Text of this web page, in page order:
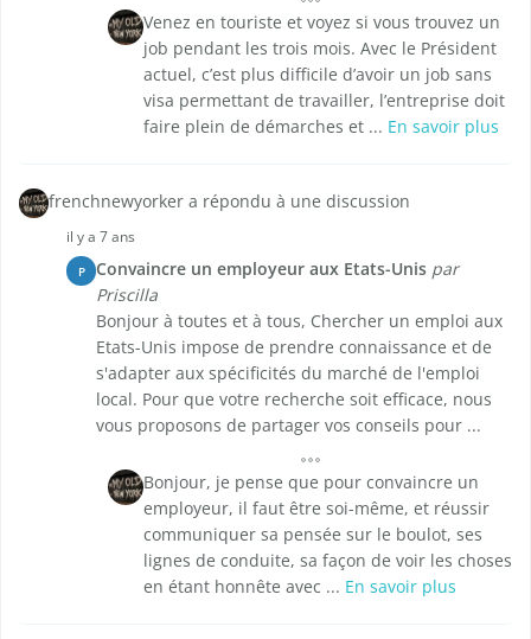
Venez en touriste et voyez si vous trouvez un
job pendant les trois mois. Avec le Président
actuel, c’est plus difficile d’avoir un job sans
visa permettant de travailler, l’entreprise doit
faire plein de démarches et ... En savoir plus
frenchnewyorker a répondu à une discussion
il y a 7 ans
P Convaincre un employeur aux Etats-Unis par
Priscilla
Bonjour à toutes et à tous, Chercher un emploi aux
Etats-Unis impose de prendre connaissance et de
s'adapter aux spécificités du marché de l'emploi
local. Pour que votre recherche soit efficace, nous
vous proposons de partager vos conseils pour ...
Bonjour, je pense que pour convaincre un
employeur, il faut être soi-même, et réussir
communiquer sa pensée sur le boulot, ses
lignes de conduite, sa façon de voir les choses
en étant honnête avec ... En savoir plus